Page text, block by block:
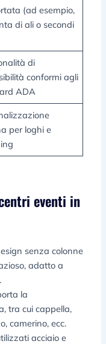
(ad esempio,
di ali o secondi
di
conformi agli
ADA
per loghi e
eventi in
senza colonne
adatto a
la
tra cui cappella,
camerino, ecc.
acciaio e